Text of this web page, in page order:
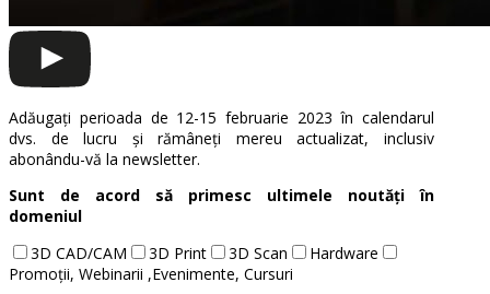
Adăugați perioada de 12-15 februarie 2023 în calendarul
dvs. de lucru și rămâneți mereu actualizat, inclusiv
abonându-vă la newsletter.
Sunt de acord să primesc ultimele noutăți în
domeniul
3D CAD/CAM
3D Print 3D Scan
Hardware
Promoții, Webinarii ,Evenimente, Cursuri